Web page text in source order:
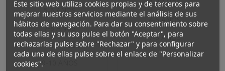
5-6 AÑOS
7-8 AÑOS
11-13 AÑOS
3-4 AÑOS
4-6 AÑOS
7-8 AÑOS
Este sitio web utiliza cookies propias y de terceros para
mejorar nuestros servicios mediante el análisis de sus
hábitos de navegación. Para dar su consentimiento sobre
todas ellas y su uso pulse el botón "Aceptar", para
rechazarlas pulse sobre "Rechazar" y para configurar
cada una de ellas pulse sobre el enlace de "Personalizar
cookies".